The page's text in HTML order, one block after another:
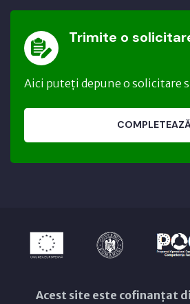
Trimite o
Aici puteți depune o solicitare
Acest site este cofinanțat